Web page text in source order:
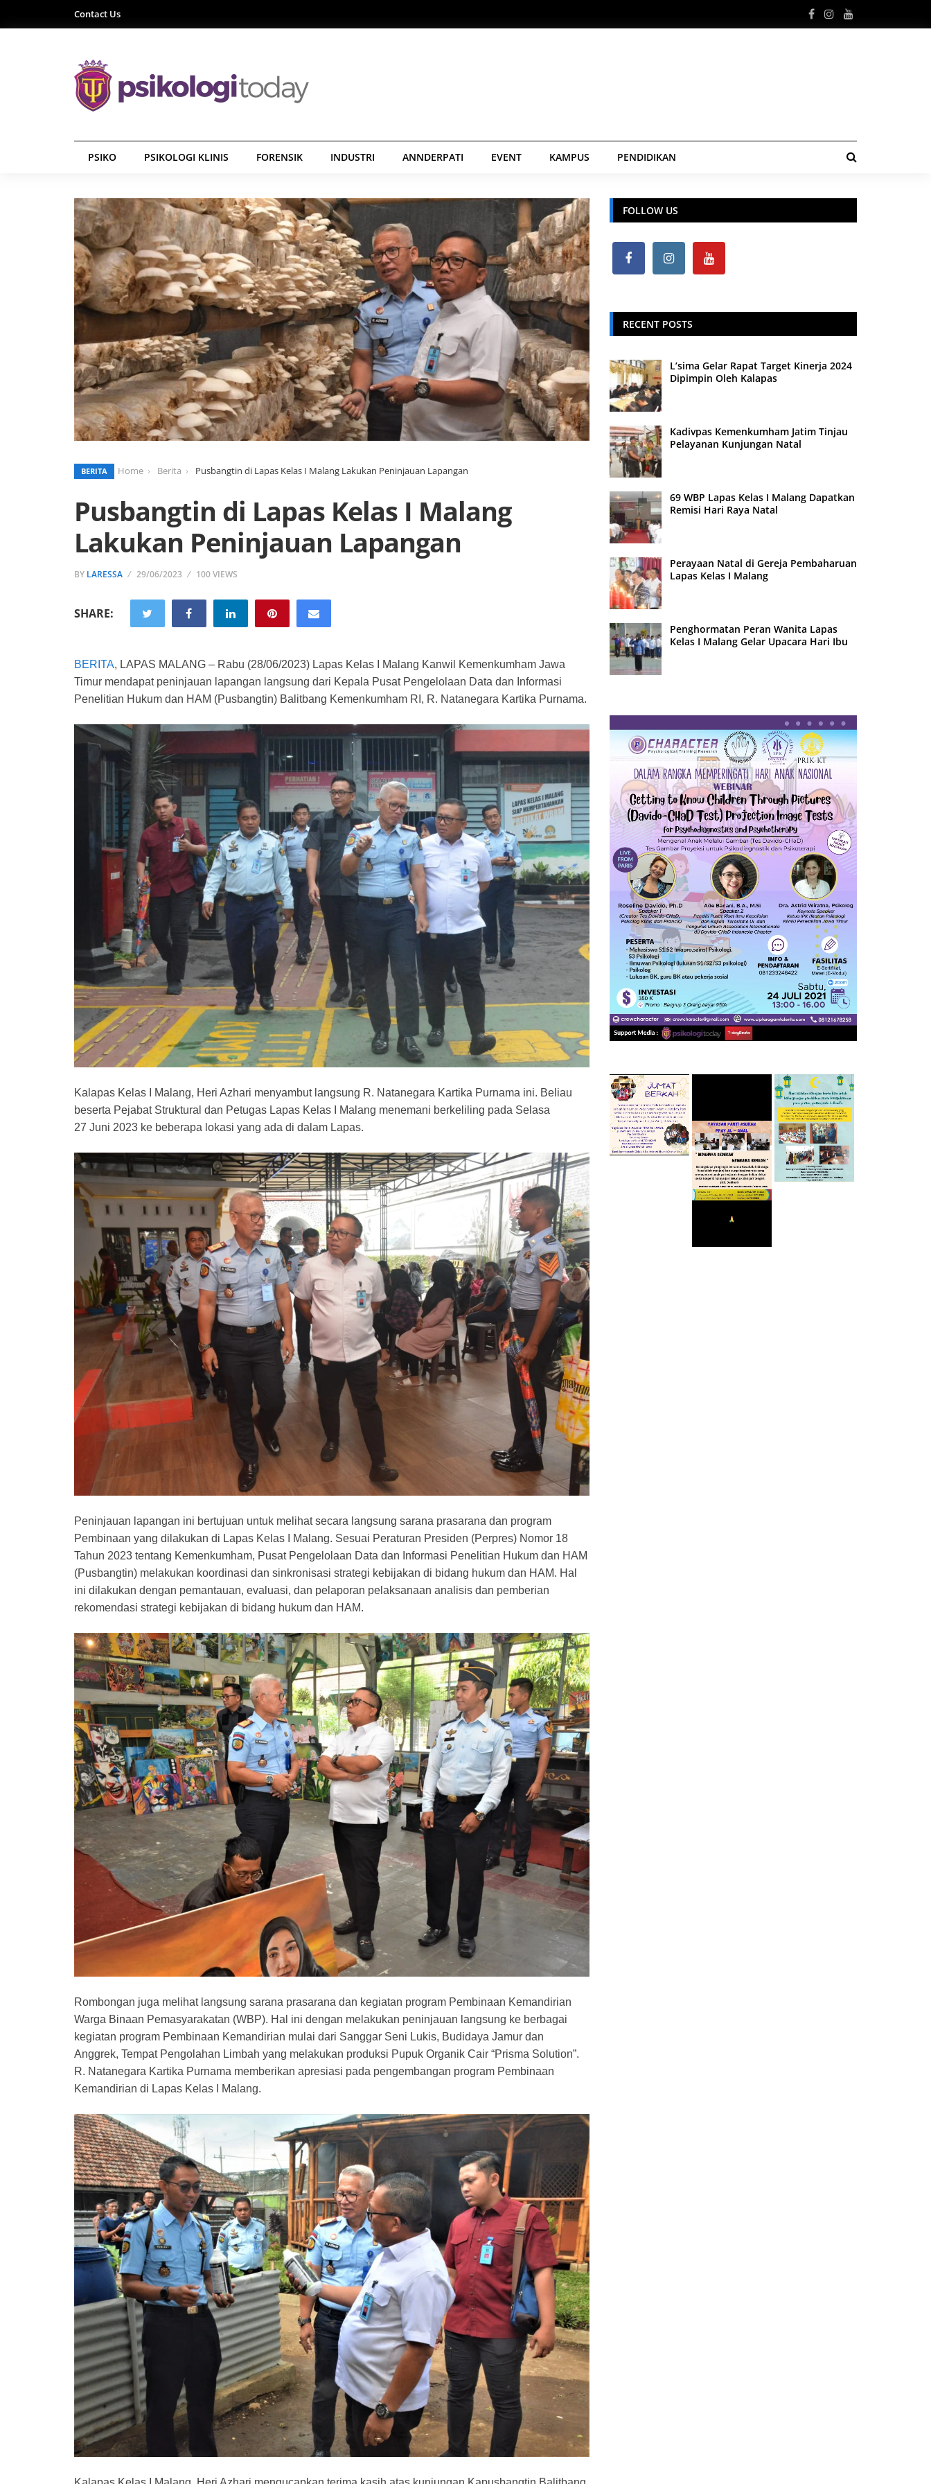
Contact Us
PSIKO PSIKOLOGI KLINIS FORENSIK INDUSTRI ANNDERPATI EVENT KAMPUS PENDIDIKAN
BERITA Home Berita Pusbangtin di Lapas Kelas I Malang Lakukan Peninjauan Lapangan
Pusbangtin di Lapas Kelas I Malang
Lakukan Peninjauan Lapangan
BY LARESSA 29/06/2023 100 VIEWS
SHARE:
BERITA, LAPAS MALANG – Rabu (28/06/2023) Lapas Kelas I Malang Kanwil Kemenkumham Jawa
Timur mendapat peninjauan lapangan langsung dari Kepala Pusat Pengelolaan Data dan Informasi
Penelitian Hukum dan HAM (Pusbangtin) Balitbang Kemenkumham RI, R. Natanegara Kartika Purnama.
Kalapas Kelas I Malang, Heri Azhari menyambut langsung R. Natanegara Kartika Purnama ini. Beliau
beserta Pejabat Struktural dan Petugas Lapas Kelas I Malang menemani berkeliling pada Selasa
27 Juni 2023 ke beberapa lokasi yang ada di dalam Lapas.
Peninjauan lapangan ini bertujuan untuk melihat secara langsung sarana prasarana dan program
Pembinaan yang dilakukan di Lapas Kelas I Malang. Sesuai Peraturan Presiden (Perpres) Nomor 18
Tahun 2023 tentang Kemenkumham, Pusat Pengelolaan Data dan Informasi Penelitian Hukum dan HAM
(Pusbangtin) melakukan koordinasi dan sinkronisasi strategi kebijakan di bidang hukum dan HAM. Hal
ini dilakukan dengan pemantauan, evaluasi, dan pelaporan pelaksanaan analisis dan pemberian
rekomendasi strategi kebijakan di bidang hukum dan HAM.
Rombongan juga melihat langsung sarana prasarana dan kegiatan program Pembinaan Kemandirian
Warga Binaan Pemasyarakatan (WBP). Hal ini dengan melakukan peninjauan langsung ke berbagai
kegiatan program Pembinaan Kemandirian mulai dari Sanggar Seni Lukis, Budidaya Jamur dan
Anggrek, Tempat Pengolahan Limbah yang melakukan produksi Pupuk Organik Cair “Prisma Solution”.
R. Natanegara Kartika Purnama memberikan apresiasi pada pengembangan program Pembinaan
Kemandirian di Lapas Kelas I Malang.
FOLLOW US
RECENT POSTS
L’sima Gelar Rapat Target Kinerja 2024
Dipimpin Oleh Kalapas
Kadivpas Kemenkumham Jatim Tinjau
Pelayanan Kunjungan Natal
69 WBP Lapas Kelas I Malang Dapatkan
Remisi Hari Raya Natal
Perayaan Natal di Gereja Pembaharuan
Lapas Kelas I Malang
Penghormatan Peran Wanita Lapas
Kelas I Malang Gelar Upacara Hari Ibu